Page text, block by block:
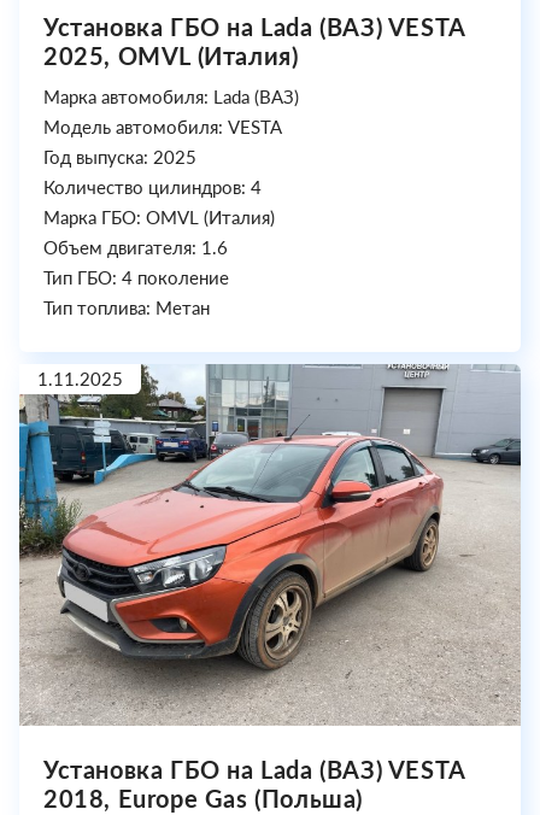
Установка ГБО на Lada (ВАЗ) VESTA
2025, OMVL (Италия)
Марка автомобиля: Lada (ВАЗ)
Модель автомобиля: VESTA
Год выпуска: 2025
Количество цилиндров: 4
Марка ГБО: OMVL (Италия)
Объем двигателя: 1.6
Тип ГБО: 4 поколение
Тип топлива: Метан
1.11.2025
Установка ГБО на Lada (ВАЗ) VESTA
2018, Europe Gas (Польша)